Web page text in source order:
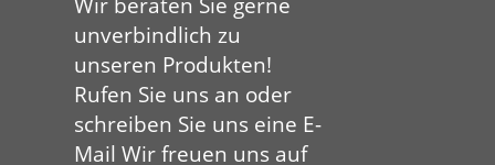
unverbindlich zu
unseren Produkten!
Rufen Sie uns an oder
schreiben Sie uns eine E-
Mail Wir freuen uns auf